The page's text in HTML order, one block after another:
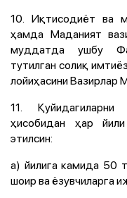
10. Иқтисодиёт ва
ҳамда Маданият
муддатда ушбу
тутилган солиқ
лойиҳасини Вазирлар
11.
ҳисобидан ҳар
этилсин:
а) йилига камида 50
шоир ва ёзувчиларга